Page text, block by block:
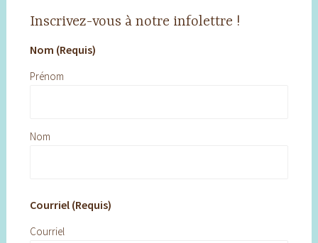
Inscrivez-vous à notre infolettre !
Nom (Requis)
Prénom
Nom
Courriel (Requis)
Courriel